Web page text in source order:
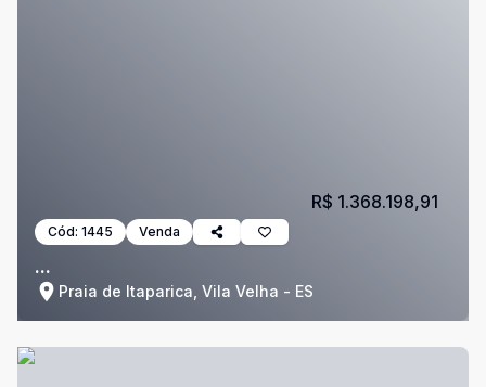
Cód: 1445 Venda
...
Praia de Itaparica, Vila Velha - ES
R$ 1.368.198,91